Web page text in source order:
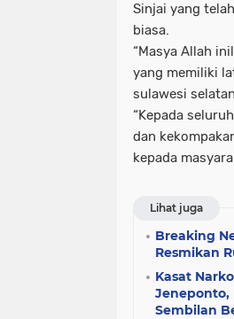
Sinjai yang
biasa.
“Masya Allah
yang memiliki
sulawesi
“Kepada
dan
kepada
Lihat juga
Breaking
Resmikan
Kasat
Jeneponto,
Sembilan